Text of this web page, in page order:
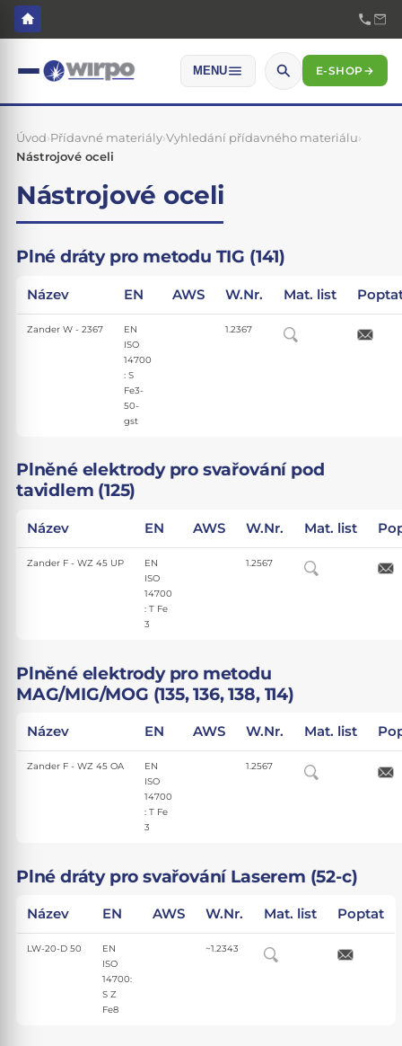
MENU E-SHOP→
Úvod›Přídavné materiály›Vyhledání přídavného materiálu›
Nástrojové oceli
Nástrojové oceli
Plné dráty pro metodu TIG (141)
Název EN AWS W.Nr. Mat. list
Zander W - 2367
EN
ISO
14700
: S
Fe3-
50-
gst
1.2367
Plněné elektrody pro svařování pod
tavidlem (125)
Název EN AWS W.Nr. Mat. list
Zander F - WZ 45 UP
EN
ISO
14700
: T Fe
3
1.2567
Plněné elektrody pro metodu
MAG/MIG/MOG (135, 136, 138, 114)
Název EN AWS W.Nr. Mat. list
Zander F - WZ 45 OA
EN
ISO
14700
: T Fe
3
1.2567
Plné dráty pro svařování Laserem (52-c)
Název EN AWS W.Nr. Mat. list Poptat
LW-20-D 50
EN
ISO
14700:
S Z
Fe8
~1.2343